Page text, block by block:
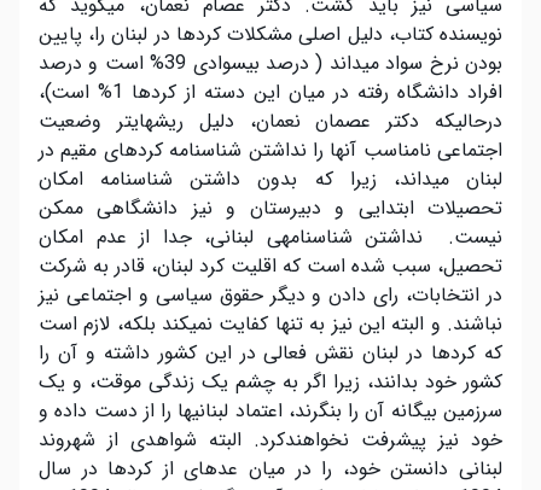
نویسنده کتاب، دلیل اصلی مشکلات کردها در لبنان را، پایین
بودن نرخ سواد می­داند ( درصد بیسوادی 39% است و درصد
افراد دانشگاه رفته در میان این دسته از کردها 1% است)،
درحالیکه دکتر عصمان نعمان، دلیل ریشه­ای­تر وضعیت
اجتماعی نامناسب آنها را نداشتن شناسنامه کردهای مقیم در
لبنان می­داند، زیرا که بدون داشتن شناسنامه امکان
تحصیلات ابتدایی و دبیرستان و نیز دانشگاهی ممکن
نیست. نداشتن شناسنامه­ی لبنانی، جدا از عدم امکان
تحصیل، سبب شده است که اقلیت کرد لبنان، قادر به شرکت
در انتخابات، رای دادن و دیگر حقوق سیاسی و اجتماعی نیز
نباشند. و البته این نیز به تنها کفایت نمی­کند بلکه، لازم است
که کردها در لبنان نقش فعالی در این کشور داشته و آن را
کشور خود بدانند، زیرا اگر به چشم یک زندگی موقت، و یک
سرزمین بیگانه آن را بنگرند، اعتماد لبنانی­ها را از دست داده و
خود نیز پیشرفت نخواهندکرد. البته شواهدی از شهروند
لبنانی دانستن خود، را در میان عده­ای از کردها در سال